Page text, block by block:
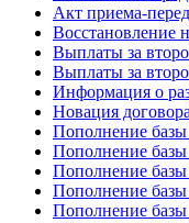
Акт приема-
Восстановление
Выплаты за
Выплаты за
Информация о
Новация
Пополнение
Пополнение
Пополнение
Пополнение базы
Пополнение